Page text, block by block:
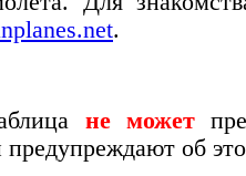
.
не может
об